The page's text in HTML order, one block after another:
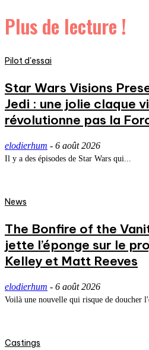
Plus de lecture !
Pilot d'essai
Star Wars Visions
Jedi : une jolie claque
révolutionne pas la
elodierhum - 6 août 2026
Il y a des épisodes de Star Wars qui...
News
The Bonfire of the
jette l’éponge sur le
Kelley et Matt Reeves
elodierhum - 6 août 2026
Voilà une nouvelle qui risque de doucher
Castings